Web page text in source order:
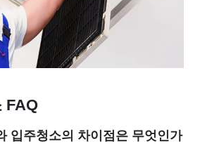
FAQ
입주청소의 차이점은 무엇인가